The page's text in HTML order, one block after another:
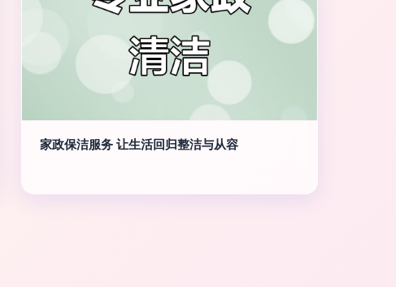
家政保洁服务 让生活回归整洁与从容